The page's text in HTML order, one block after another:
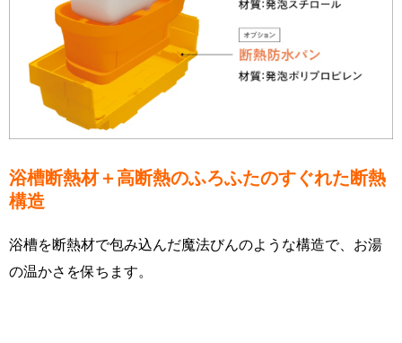
浴槽断熱材＋高断熱のふろふたのすぐれた断熱
構造
浴槽を断熱材で包み込んだ魔法びんのような構造で、お湯
の温かさを保ちます。